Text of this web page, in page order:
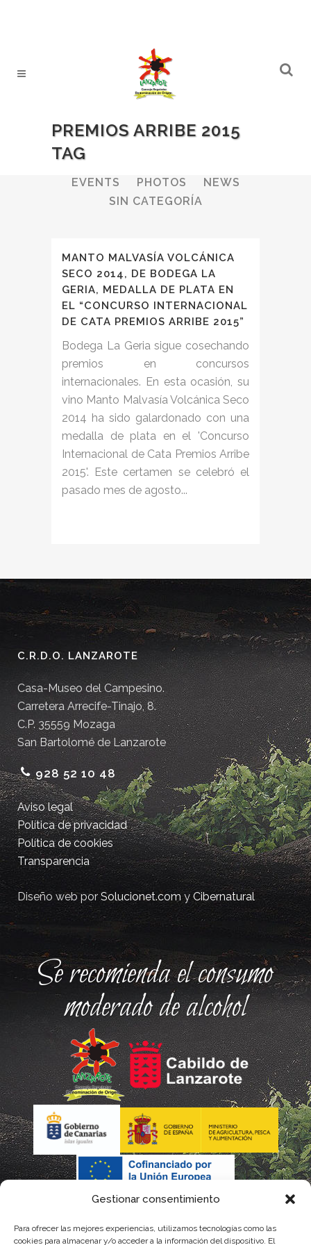
Gestionar consentimiento
Para ofrecer las mejores experiencias, utilizamos tecnologías como las
cookies para almacenar y/o acceder a la información del dispositivo. El
PREMIOS ARRIBE 2015
TAG
ALL
EVENTS
PHOTOS
NEWS
SIN CATEGORÍA
MANTO MALVASÍA VOLCÁNICA
SECO 2014, DE BODEGA LA
GERIA, MEDALLA DE PLATA EN
EL “CONCURSO INTERNACIONAL
DE CATA PREMIOS ARRIBE 2015”
Bodega La Geria sigue cosechando
premios en concursos
internacionales. En esta ocasión, su
vino Manto Malvasía Volcánica Seco
2014 ha sido galardonado con una
medalla de plata en el 'Concurso
Internacional de Cata Premios Arribe
2015'. Este certamen se celebró el
pasado mes de agosto...
C.R.D.O. LANZAROTE
Casa-Museo del Campesino.
Carretera Arrecife-Tinajo, 8.
C.P. 35559 Mozaga
San Bartolomé de Lanzarote
928 52 10 48
Aviso legal
Política de privacidad
Política de cookies
Transparencia
Diseño web porSolucionet.comyCibernatural
Se recomienda el consumo
moderado de alcohol